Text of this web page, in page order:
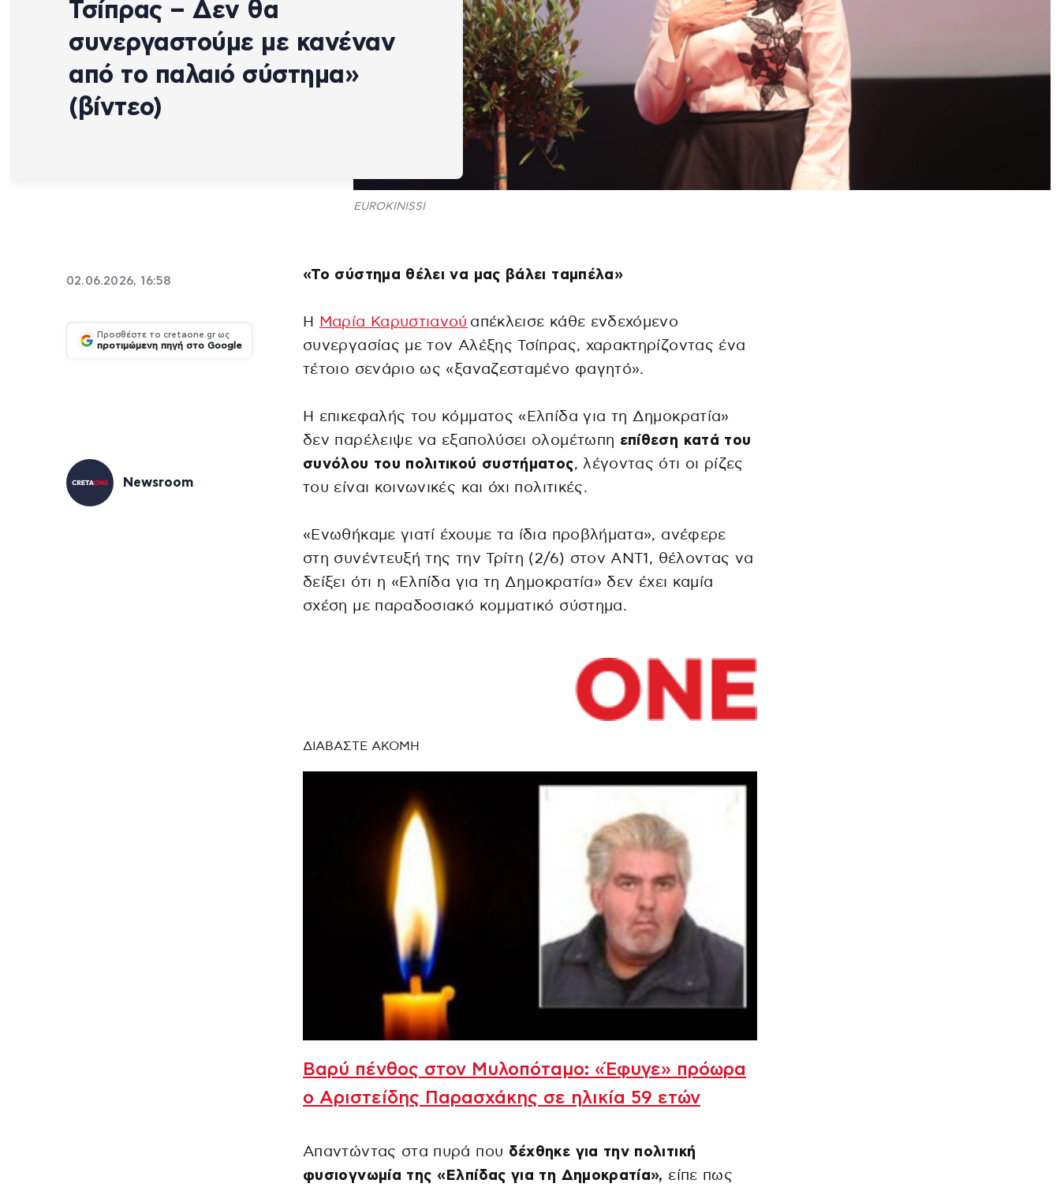
Τσίπρας – Δεν θα
συνεργαστούμε με κανέναν
από το παλαιό σύστημα»
(βίντεο)
EUROKINISSI
02.06.2026, 16:58
Προσθέστε το cretaone.gr ως
προτιμώμενη πηγή στο Google
Newsroom
«Το σύστημα θέλει να μας βάλει ταμπέλα»
Η Μαρία Καρυστιανού απέκλεισε κάθε ενδεχόμενο
συνεργασίας με τον Αλέξης Τσίπρας, χαρακτηρίζοντας ένα
τέτοιο σενάριο ως «ξαναζεσταμένο φαγητό».
Η επικεφαλής του κόμματος «Ελπίδα για τη Δημοκρατία»
δεν παρέλειψε να εξαπολύσει ολομέτωπη επίθεση κατά του
συνόλου του πολιτικού συστήματος, λέγοντας ότι οι ρίζες
του είναι κοινωνικές και όχι πολιτικές.
«Ενωθήκαμε γιατί έχουμε τα ίδια προβλήματα», ανέφερε
στη συνέντευξή της την Τρίτη (2/6) στον ΑΝΤ1, θέλοντας να
δείξει ότι η «Ελπίδα για τη Δημοκρατία» δεν έχει καμία
σχέση με παραδοσιακό κομματικό σύστημα.
ΔΙΑΒΑΣΤΕ ΑΚΟΜΗ
Βαρύ πένθος στον Μυλοπόταμο: «Έφυγε» πρόωρα
ο Αριστείδης Παρασχάκης σε ηλικία 59 ετών
Απαντώντας στα πυρά που δέχθηκε για την πολιτική
φυσιογνωμία της «Ελπίδας για τη Δημοκρατία», είπε πως